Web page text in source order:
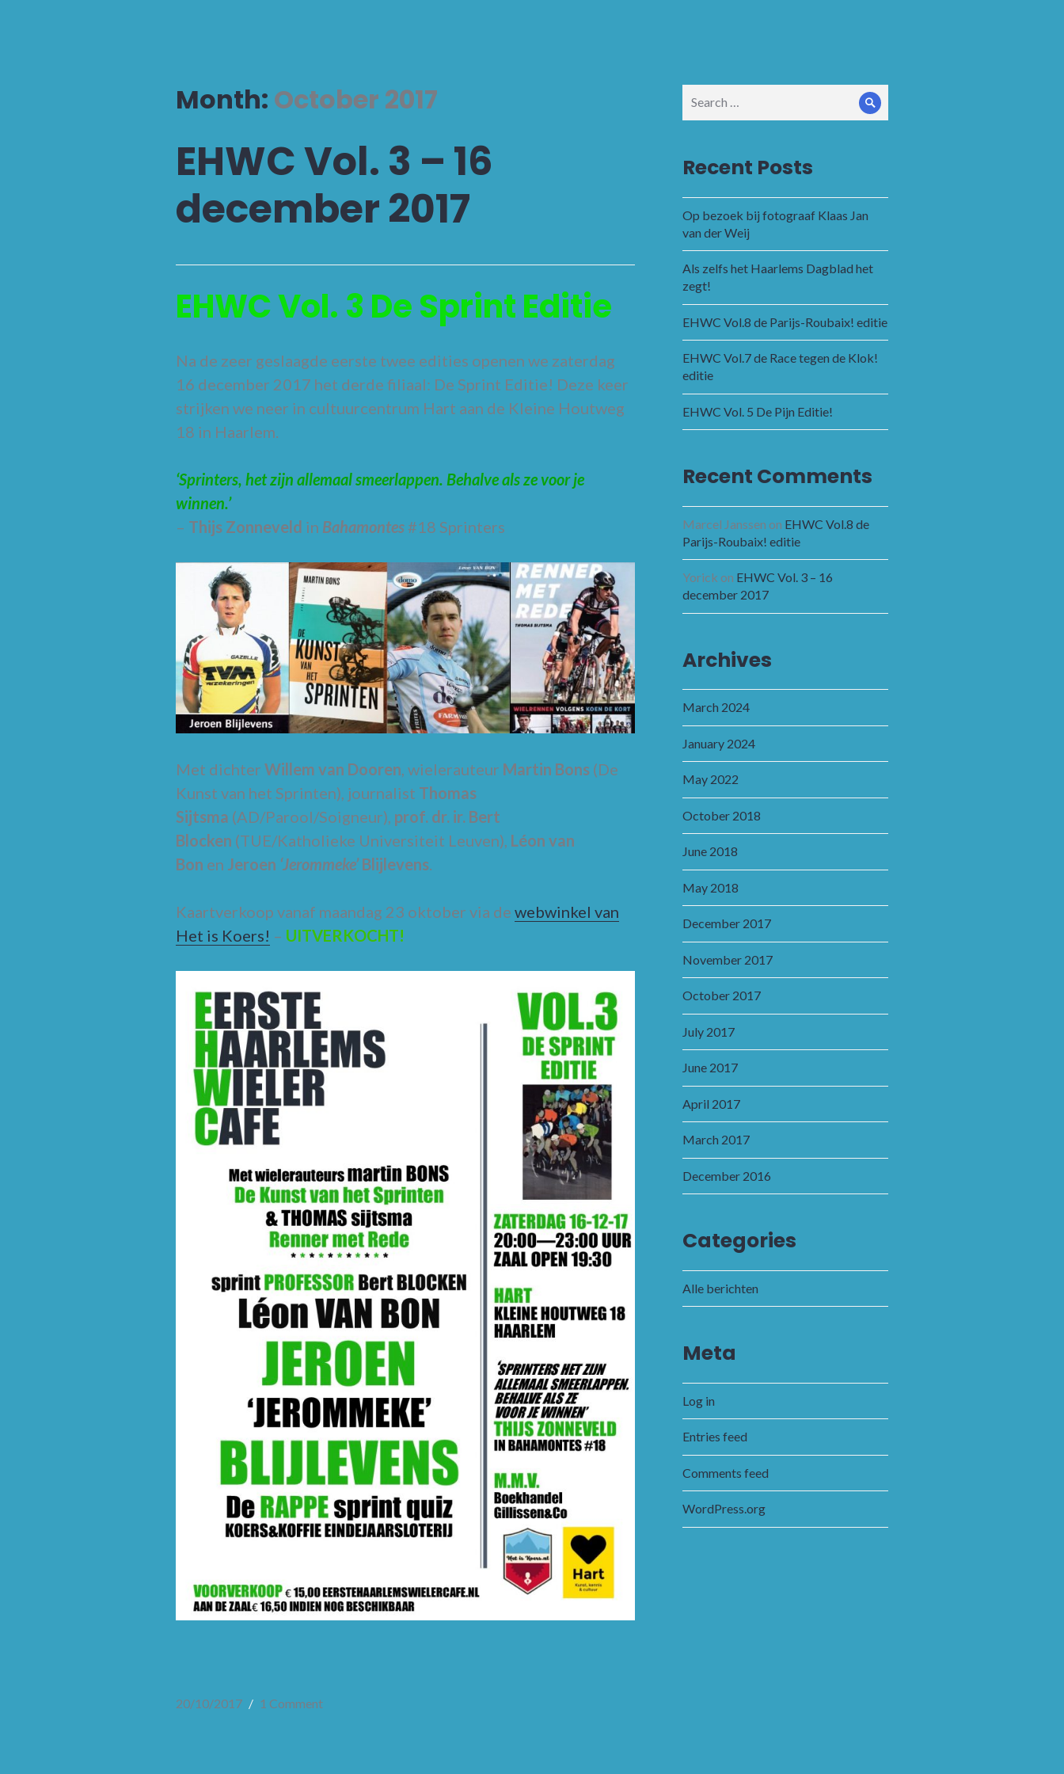
Month: October 2017
EHWC Vol. 3 – 16
december 2017
EHWC Vol. 3 De Sprint Editie
Na de zeer geslaagde eerste twee edities openen we zaterdag
16 december 2017 het derde filiaal: De Sprint Editie! Deze keer
strijken we neer in cultuurcentrum Hart aan de Kleine Houtweg
18 in Haarlem.
‘Sprinters, het zijn allemaal smeerlappen. Behalve als ze voor je
winnen.’
– Thijs Zonneveld in Bahamontes#18 Sprinters
Met dichter Willem van Dooren, wielerauteur Martin Bons (De
Kunst van het Sprinten), journalist Thomas
Sijtsma (AD/Parool/Soigneur), prof. dr. ir. Bert
Blocken (TUE/Katholieke Universiteit Leuven), Léon van
Bon en Jeroen ‘Jerommeke’Blijlevens.
Kaartverkoop vanaf maandag 23 oktober via de webwinkel van
Het is Koers! – UITVERKOCHT!
20/10/2017 1 Comment
for:
Search
Recent Posts
Op bezoek bij fotograaf Klaas Jan
van der Weij
Als zelfs het Haarlems Dagblad het
zegt!
EHWC Vol.8 de Parijs-Roubaix! editie
EHWC Vol.7 de Race tegen de Klok!
editie
EHWC Vol. 5 De Pijn Editie!
Recent Comments
Marcel Janssen on EHWC Vol.8 de
Parijs-Roubaix! editie
Yorick on EHWC Vol. 3 – 16
december 2017
Archives
March 2024
January 2024
May 2022
October 2018
June 2018
May 2018
December 2017
November 2017
October 2017
July 2017
June 2017
April 2017
March 2017
December 2016
Categories
Alle berichten
Meta
Log in
Entries feed
Comments feed
WordPress.org